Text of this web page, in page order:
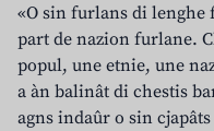
«O sin furlans di lenghe
part de nazion furlane.
popul, une etnie, une
a àn balinât di chestis
agns indaûr o sin